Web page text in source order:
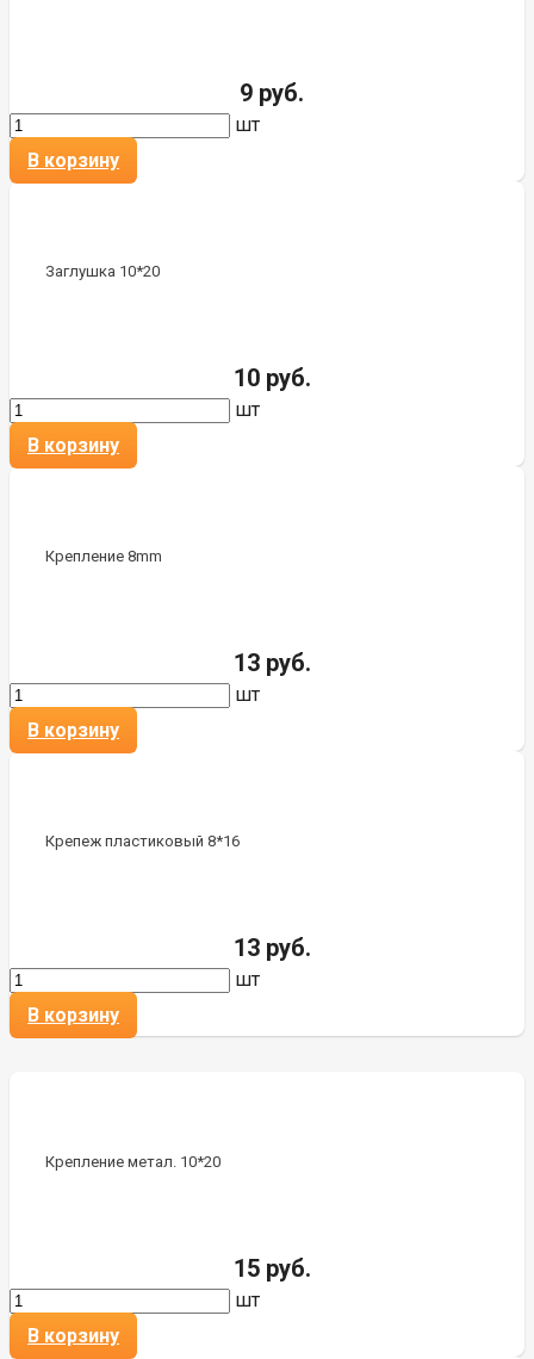
9 руб.
шт
В корзину
Заглушка 10*20
10 руб.
шт
В корзину
Крепление 8mm
13 руб.
шт
В корзину
Крепеж пластиковый 8*16
13 руб.
шт
В корзину
Крепление метал. 10*20
15 руб.
шт
В корзину